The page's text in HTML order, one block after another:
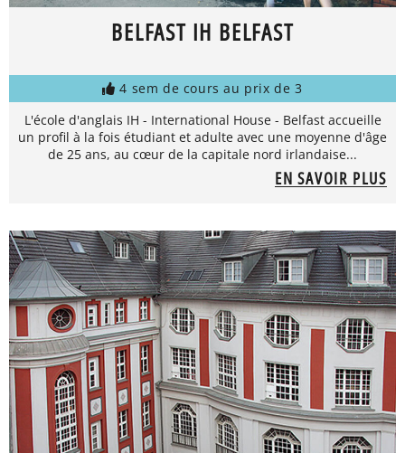
BELFAST IH BELFAST
4 sem de cours au prix de 3
L'école d'anglais IH - International House - Belfast accueille
un profil à la fois étudiant et adulte avec une moyenne d'âge
de 25 ans, au cœur de la capitale nord irlandaise...
EN SAVOIR PLUS